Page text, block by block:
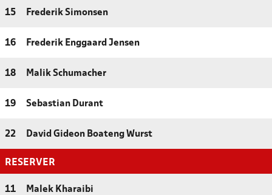
15 Frederik Simonsen
16 Frederik Enggaard Jensen
18 Malik Schumacher
19 Sebastian Durant
22 David Gideon Boateng Wurst
RESERVER
11 Malek Kharaibi